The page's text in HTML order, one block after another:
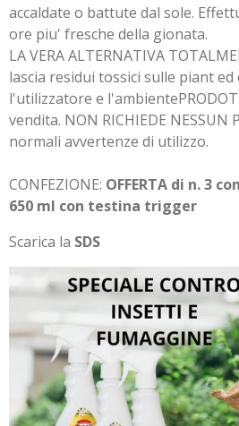
accaldate o battute dal sole.
ore piu' fresche della gionata.
LA VERA ALTERNATIVA
lascia residui tossici sulle piant
l'utilizzatore e
vendita. NON RICHIEDE NESSUN
normali avvertenze di utilizzo.
CONFEZIONE: OFFERTA di n. 3
650 ml con testina trigger
Scarica la SDS